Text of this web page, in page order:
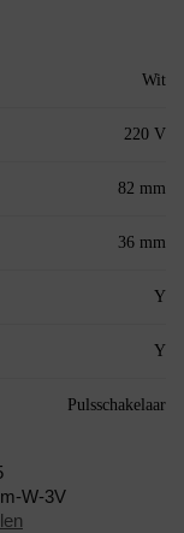
Wit
220 V
82 mm
36 mm
Y
Y
Pulsschakelaar
W-3V